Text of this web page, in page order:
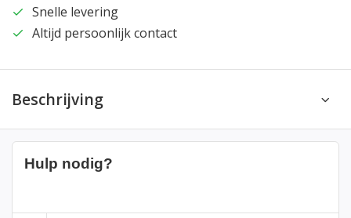
Snelle levering
Altijd persoonlijk contact
Beschrijving
Hulp nodig?